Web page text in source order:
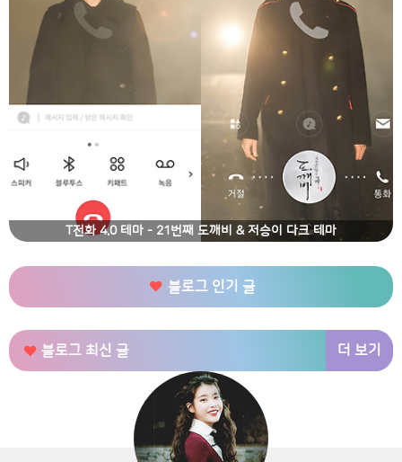
T전화 4.0 테마 - 21번째 도깨비 & 저승이 다크 테마
블로그 인기 글
블로그 최신 글 더 보기